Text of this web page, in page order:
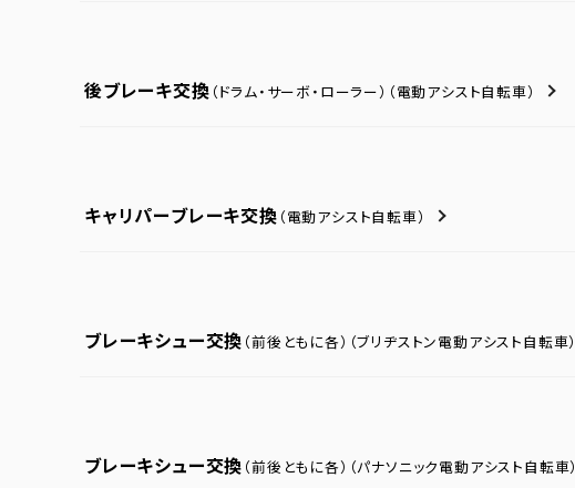
後ブレーキ交換 （ドラム・サーボ・ローラー） （電動アシスト自転車）
キャリパーブレーキ交換 （電動アシスト自転車）
ブレーキシュー交換 （前後ともに各） （ブリヂストン電動アシスト自転車）
ブレーキシュー交換 （前後ともに各） （パナソニック電動アシスト自転車）